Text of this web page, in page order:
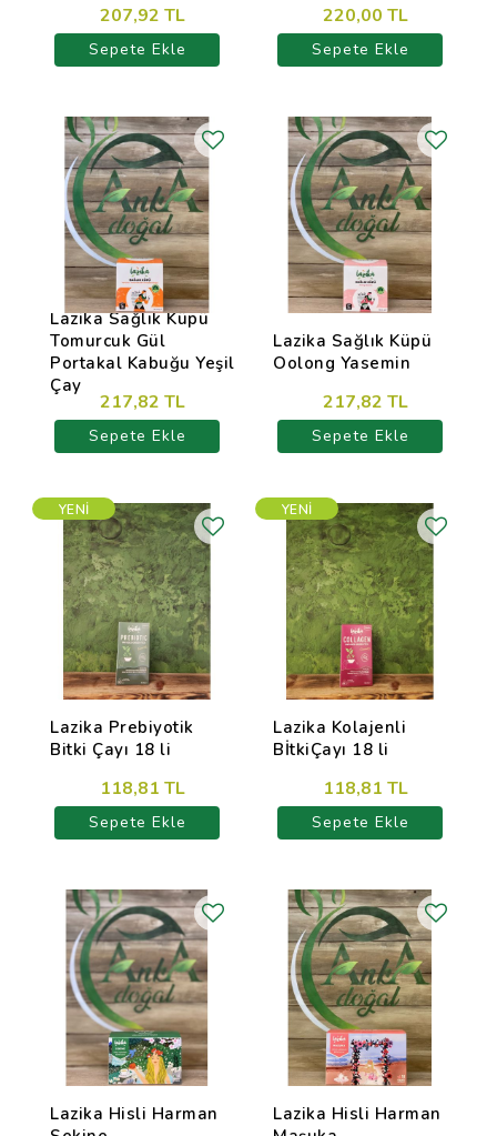
207,92 TL
Sepete Ekle
220,00 TL
Sepete Ekle
Lazika Sağlık Küpü
Tomurcuk Gül
Portakal Kabuğu Yeşil
Çay
217,82 TL
Sepete Ekle
Lazika Sağlık Küpü
Oolong Yasemin
217,82 TL
Sepete Ekle
Lazika Prebiyotik
Bitki Çayı 18 li
118,81 TL
Sepete Ekle
YENI
Lazika Kolajenli
BİtkiÇayı 18 li
118,81 TL
Sepete Ekle
YENI
Lazika Hisli Harman
Lazika Hisli Harman